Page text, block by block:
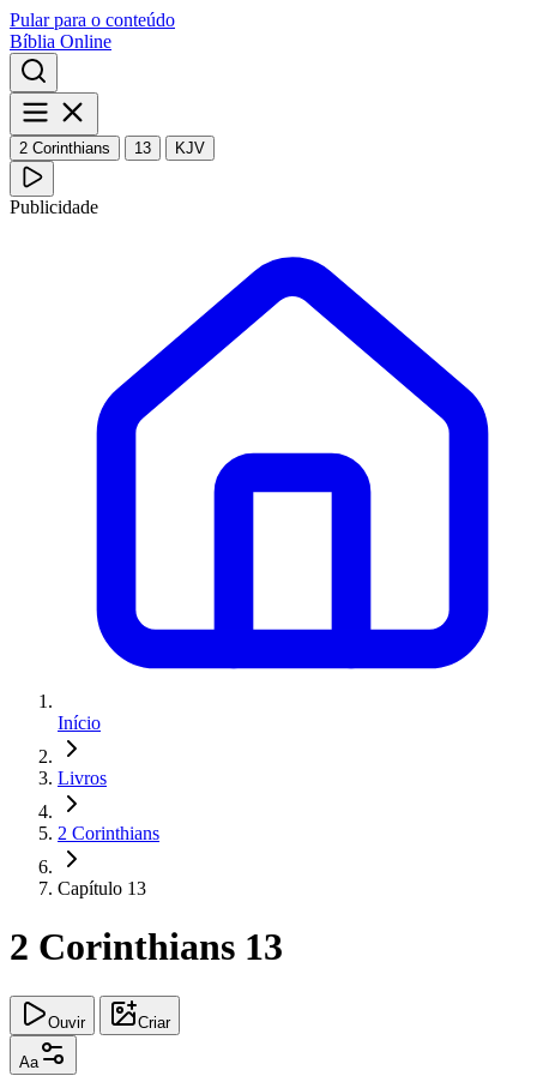
Pular para o conteúdo
Bíblia Online
2 Corinthians 13 KJV
Publicidade
Início
Livros
2 Corinthians
Capítulo 13
2 Corinthians 13
Ouvir Criar
Aa